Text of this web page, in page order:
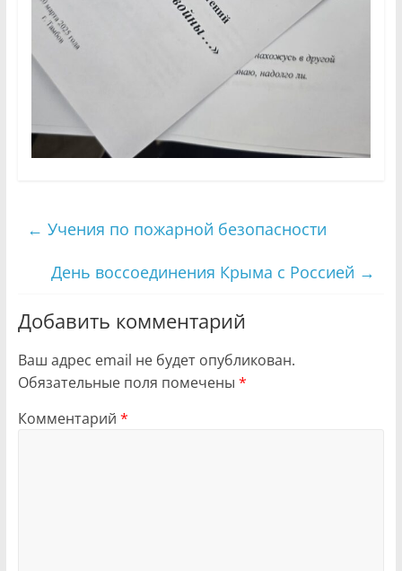
← Учения по пожарной безопасности
День воссоединения Крыма с Россией →
Добавить комментарий
Ваш адрес email не будет опубликован.
Обязательные поля помечены *
Комментарий *